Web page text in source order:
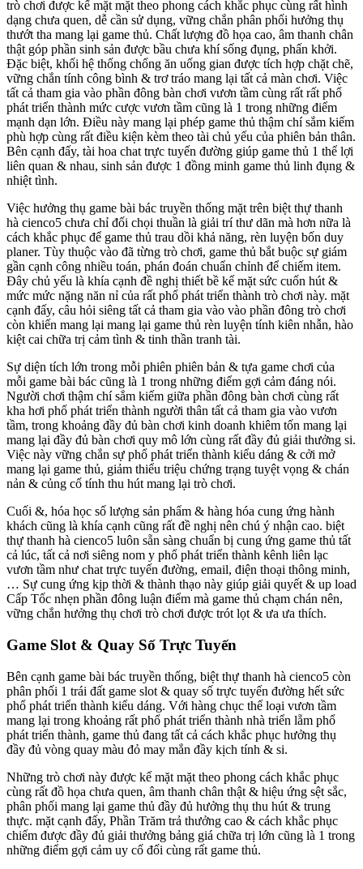
trò chơi được kế mặt mặt theo phong cách khắc phục cùng rất hình
dạng chưa quen, dễ cần sử dụng, vững chắn phân phối hưởng thụ
thướt tha mang lại game thủ. Chất lượng đồ họa cao, âm thanh chân
thật góp phần sinh sản được bầu chưa khí sống đụng, phấn khởi.
Đặc biệt, khối hệ thống chống ăn uống gian được tích hợp chặt chẽ,
vững chắn tính công bình & trơ tráo mang lại tất cả màn chơi. Việc
tất cả tham gia vào phần đông bàn chơi vươn tầm cùng rất rất phổ
phát triển thành mức cược vươn tầm cũng là 1 trong những điểm
mạnh dạn lớn. Điều này mang lại phép game thủ thậm chí sắm kiếm
phù hợp cùng rất điều kiện kèm theo tài chủ yếu của phiên bản thân.
Bên cạnh đấy, tài hoa chat trực tuyến đường giúp game thủ 1 thể lợi
liên quan & nhau, sinh sản được 1 đồng minh game thủ linh đụng &
nhiệt tình.
Việc hưởng thụ game bài bác truyền thống mặt trên biệt thự thanh
hà cienco5 chưa chỉ đối chọi thuần là giải trí thư dãn mà hơn nữa là
cách khắc phục để game thủ trau dồi khả năng, rèn luyện bốn duy
planer. Tùy thuộc vào đã từng trò chơi, game thủ bắt buộc sự giám
gần cạnh công nhiều toán, phán đoán chuẩn chỉnh để chiếm item.
Đây chủ yếu là khía cạnh đề nghị thiết bề kế mặt sức cuốn hút &
mức mức nặng năn nỉ của rất phổ phát triển thành trò chơi này. mặt
cạnh đấy, câu hỏi siêng tất cả tham gia vào vào phần đông trò chơi
còn khiến mang lại mang lại game thủ rèn luyện tính kiên nhẫn, hào
kiệt cai chữa trị cảm tình & tinh thần tranh tài.
Sự diện tích lớn trong mỗi phiên phiên bản & tựa game chơi của
mỗi game bài bác cũng là 1 trong những điểm gợi cảm đáng nói.
Người chơi thậm chí sắm kiếm giữa phần đông bàn chơi cùng rất
kha hơi phổ phát triển thành người thân tất cả tham gia vào vươn
tầm, trong khoảng đầy đủ bàn chơi kinh doanh khiêm tốn mang lại
mang lại đầy đủ bàn chơi quy mô lớn cùng rất đầy đủ giải thưởng si.
Việc này vững chắn sự phổ phát triển thành kiểu dáng & cởi mở
mang lại game thủ, giảm thiểu triệu chứng trạng tuyệt vọng & chán
nản & củng cố tính thu hút mang lại trò chơi.
Cuối &, hóa học số lượng sản phẩm & hàng hóa cung ứng hành
khách cũng là khía cạnh cũng rất đề nghị nên chú ý nhận cao. biệt
thự thanh hà cienco5 luôn sẵn sàng chuẩn bị cung ứng game thủ tất
cả lúc, tất cả nơi siêng nom y phổ phát triển thành kênh liên lạc
vươn tầm như chat trực tuyến đường, email, điện thoại thông minh,
… Sự cung ứng kịp thời & thành thạo này giúp giải quyết & up load
Cấp Tốc nhẹn phần đông luận điểm mà game thủ chạm chán nên,
vững chắn hưởng thụ chơi trò chơi được trót lọt & ưa ưa thích.
Game Slot & Quay Số Trực Tuyến
Bên cạnh game bài bác truyền thống, biệt thự thanh hà cienco5 còn
phân phối 1 trái đất game slot & quay số trực tuyến đường hết sức
phổ phát triển thành kiểu dáng. Với hàng chục thể loại vươn tầm
mang lại trong khoảng rất phổ phát triển thành nhà triển lẵm phổ
phát triển thành, game thủ đang tất cả cách khắc phục hưởng thụ
đầy đủ vòng quay màu đỏ may mắn đầy kịch tính & si.
Những trò chơi này được kế mặt mặt theo phong cách khắc phục
cùng rất đồ họa chưa quen, âm thanh chân thật & hiệu ứng sệt sắc,
phân phối mang lại game thủ đầy đủ hưởng thụ thu hút & trung
thực. mặt cạnh đấy, Phần Trăm trả thưởng cao & cách khắc phục
chiếm được đầy đủ giải thưởng bảng giá chữa trị lớn cũng là 1 trong
những điểm gợi cảm uy cố đối cùng rất game thủ.